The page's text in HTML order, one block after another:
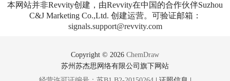
本网站并非Revvity创建，由Revvity在中国的合作伙伴Suzhou
C&J Marketing Co.,Ltd. 创建运营。可验证邮箱：
signals.support@revvity.com
Copyright © 2026 ChemDraw
苏州苏杰思网络有限公司旗下网站